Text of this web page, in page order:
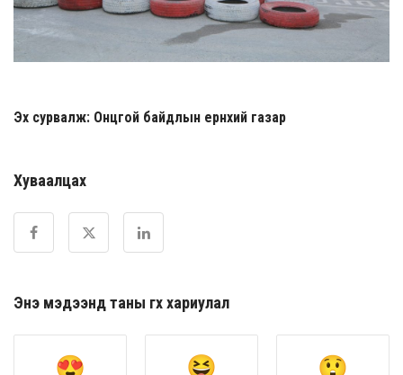
Эх сурвалж: Онцгой байдлын ерөнхий газар
Хуваалцах
Энэ мэдээнд таны өгөх хариулал